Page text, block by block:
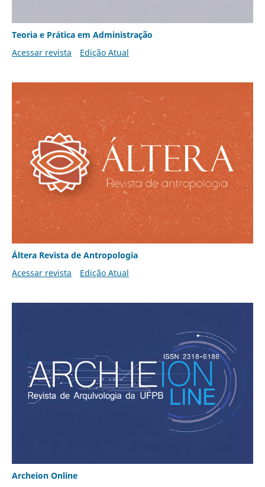
Teoria e Prática em Administração
Acessar revista
Edição Atual
Áltera Revista de Antropologia
Acessar revista
Edição Atual
Archeion Online